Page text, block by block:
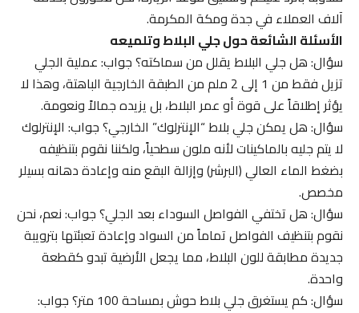
آلاف العملاء في جدة ومكة المكرمة.
الأسئلة الشائعة حول جلي البلاط وتلميعه
سؤال: هل جلي البلاط يقلل من سماكته؟ جواب: عملية الجلي
تزيل فقط من 1 إلى 2 ملم من الطبقة الخارجية الباهتة، وهذا لا
يؤثر إطلاقاً على قوة أو عمر البلاط، بل يزيده جمالاً ونعومة.
سؤال: هل يمكن جلي بلاط “الإنترلوك” الخارجي؟ جواب: الإنترلوك
لا يتم جليه بالماكينات لأنه ملون سطحياً، ولكننا نقوم بتنظيفه
بضغط الماء العالي (البرشر) وإزالة البقع منه وإعادة دهانه بسيلر
مخصص.
سؤال: هل تختفي الفواصل السوداء بعد الجلي؟ جواب: نعم، نحن
نقوم بتنظيف الفواصل تماماً من السواد وإعادة تعبئتها بترويبة
جديدة مطابقة للون البلاط، مما يجعل الأرضية تبدو كقطعة
واحدة.
سؤال: كم يستغرق جلي بلاط حوش بمساحة 100 متر؟ جواب: